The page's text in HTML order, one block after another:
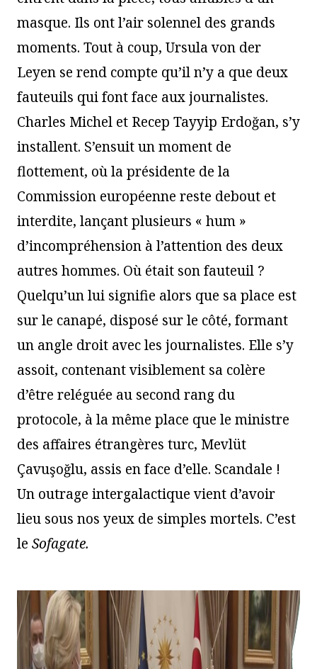
masque. Ils ont l’air solennel des grands
moments. Tout à coup, Ursula von der
Leyen se rend compte qu’il n’y a que deux
fauteuils qui font face aux journalistes.
Charles Michel et Recep Tayyip Erdoğan, s’y
installent. S’ensuit un moment de
flottement, où la présidente de la
Commission européenne reste debout et
interdite, lançant plusieurs « hum »
d’incompréhension à l’attention des deux
autres hommes. Où était son fauteuil ?
Quelqu’un lui signifie alors que sa place est
sur le canapé, disposé sur le côté, formant
un angle droit avec les journalistes. Elle s’y
assoit, contenant visiblement sa colère
d’être reléguée au second rang du
protocole, à la même place que le ministre
des affaires étrangères turc, Mevlüt
Çavuşoğlu, assis en face d’elle. Scandale !
Un outrage intergalactique vient d’avoir
lieu sous nos yeux de simples mortels. C’est
le Sofagate.